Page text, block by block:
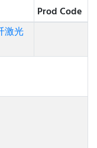
Prod Code
激光